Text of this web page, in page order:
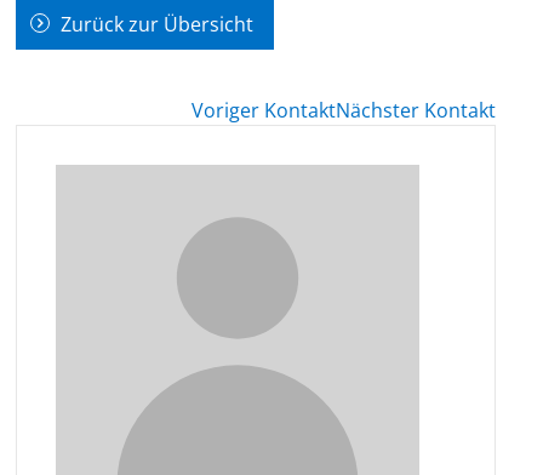
Zurück zur Übersicht
Voriger KontaktNächster Kontakt